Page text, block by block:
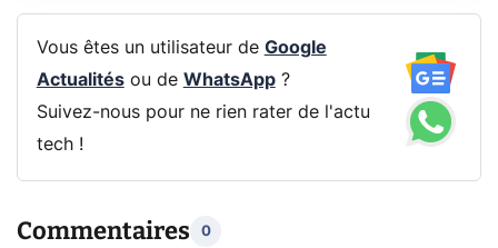
Vous êtes un utilisateur de Google
Actualitésou de WhatsApp?
Suivez-nous pour ne rien rater de l'actu
tech !
Commentaires 0